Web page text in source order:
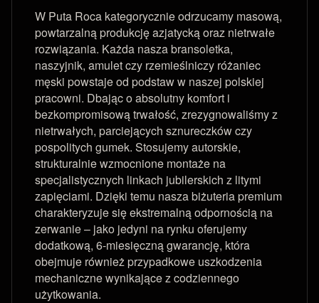
W Puta Roca kategorycznie odrzucamy masową,
powtarzalną produkcję azjatycką oraz nietrwałe
rozwiązania. Każda nasza bransoletka,
naszyjnik, amulet czy rzemieślniczy różaniec
męski powstaje od podstaw w naszej polskiej
pracowni. Dbając o absolutny komfort i
bezkompromisową trwałość, zrezygnowaliśmy z
nietrwałych, parciejących sznureczków czy
pospolitych gumek. Stosujemy autorskie,
strukturalnie wzmocnione montaże na
specjalistycznych linkach jubilerskich z litymi
zapięciami. Dzięki temu nasza biżuteria premium
charakteryzuje się ekstremalną odpornością na
zerwanie – jako jedyni na rynku oferujemy
dodatkową, 6-miesięczną gwarancję, która
obejmuje również przypadkowe uszkodzenia
mechaniczne wynikające z codziennego
użytkowania.